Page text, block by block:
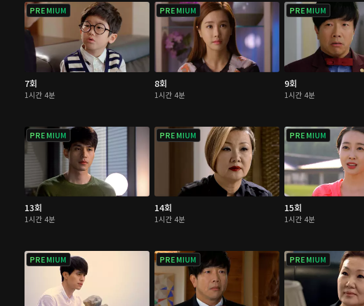
PREMIUM
7회
1시간 4분
PREMIUM
8회
1시간 4분
PREMIUM
9회
1시간 4분
PREMIUM
13회
1시간 4분
PREMIUM
14회
1시간 4분
PREMIUM
15회
1시간 4분
PREMIUM PREMIUM PREMIUM